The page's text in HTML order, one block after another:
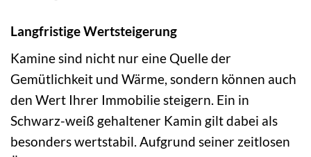
Langfristige Wertsteigerung
Kamine sind nicht nur eine Quelle der
Gemütlichkeit und Wärme, sondern können auch
den Wert Ihrer Immobilie steigern. Ein in
Schwarz-weiß gehaltener Kamin gilt dabei als
besonders wertstabil. Aufgrund seiner zeitlosen